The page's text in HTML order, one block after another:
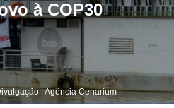
à COP30
| Agência Cenarium